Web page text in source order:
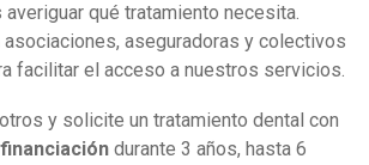
qué tratamiento necesita.
asociaciones, aseguradoras y colectivos
facilitar el acceso a nuestros servicios.
y solicite un tratamiento dental con
financiación durante 3 años, hasta 6